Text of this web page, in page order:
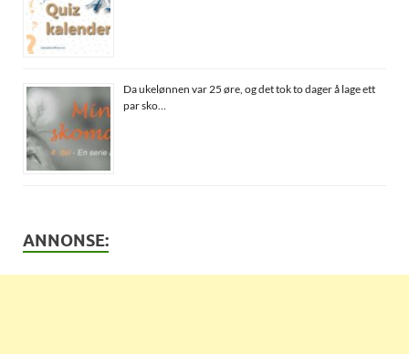
Da ukelønnen var 25 øre, og det tok to dager å lage ett
par sko…
ANNONSE: